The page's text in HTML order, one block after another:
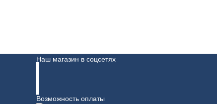
Наш магазин в соцсетях
Возможность оплаты